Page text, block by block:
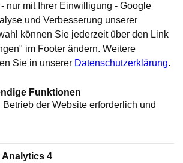
nur mit Ihrer Einwilligung - Google
und Verbesserung unserer
können Sie jederzeit über den Link
im Footer ändern. Weitere
Sie in unserer Datenschutzerklärung.
Funktionen
der Website erforderlich und
Analytics 4